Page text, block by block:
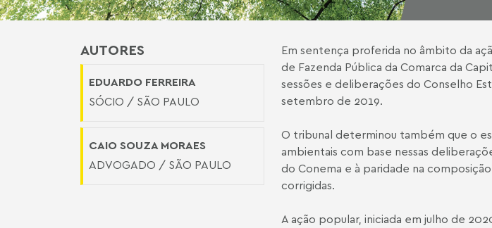
AUTORES
EDUARDO FERREIRA
SÓCIO / SÃO PAULO
CAIO SOUZA MORAES
ADVOGADO / SÃO PAULO
Em sentença proferida no âmbito da
de Fazenda Pública da Comarca da
sessões e deliberações do Conselho
setembro de 2019.
O tribunal determinou também que o
ambientais com base nessas
do Conema e à paridade na
corrigidas.
A ação popular, iniciada em julho de